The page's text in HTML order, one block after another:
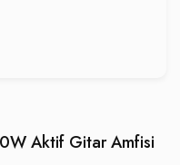
Aktif Gitar Amfisi